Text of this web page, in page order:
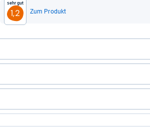
Sehr gut
1,2 Zum Produkt